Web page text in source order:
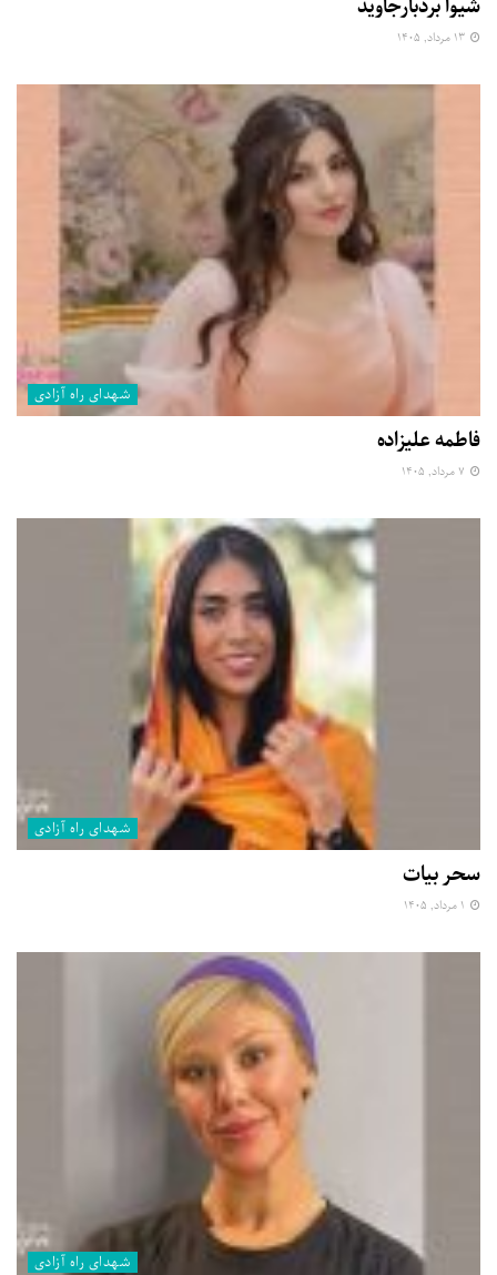
شهدای راه آزادی
فاطمه علیزاده
شهدای راه آزادی
سحر بیات
شهدای راه آزادی